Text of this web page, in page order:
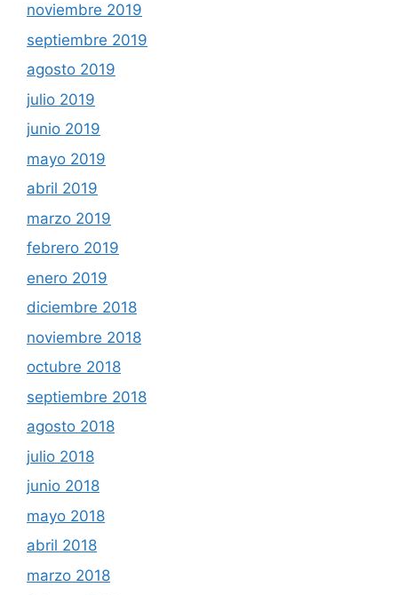
noviembre 2019
septiembre 2019
agosto 2019
julio 2019
junio 2019
mayo 2019
abril 2019
marzo 2019
febrero 2019
enero 2019
diciembre 2018
noviembre 2018
octubre 2018
septiembre 2018
agosto 2018
julio 2018
junio 2018
mayo 2018
abril 2018
marzo 2018